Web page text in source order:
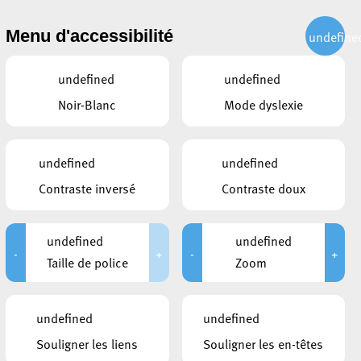
ACTUALITÉS PUBLICATIONS CONTACT
CE QUI POURRAIT VOUS
Menu d'accessibilité
undefined
Noir-Blanc
undefined
Mode dyslexie
undefined
Contraste inversé
undefined
Contraste doux
-
undefined
Taille de police
+ -
undefined
Zoom
+
undefined
Souligner les liens
undefined
Souligner les en-têtes